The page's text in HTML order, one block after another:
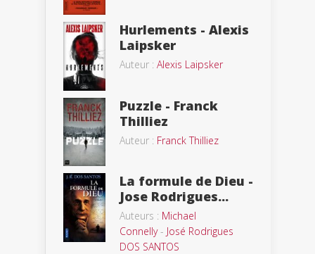
Hurlements - Alexis
Laipsker
Auteur : Alexis Laipsker
Puzzle - Franck
Thilliez
Auteur : Franck Thilliez
La formule de Dieu -
Jose Rodrigues...
Auteurs : Michael
Connelly- José Rodrigues
DOS SANTOS